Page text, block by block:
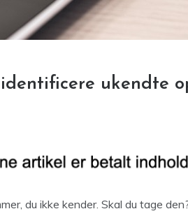
ukendte
du ikke kender. Skal du tage